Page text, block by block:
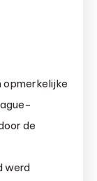
opmerkelijke
de
werd